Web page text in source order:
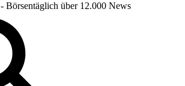
- Börsentäglich über 12.000 News